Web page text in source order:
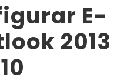
E-
2013